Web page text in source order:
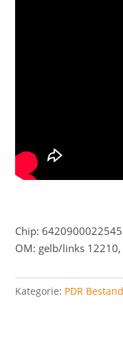
Chip:
OM: gelb/links
Kategorie: PDR Bestand